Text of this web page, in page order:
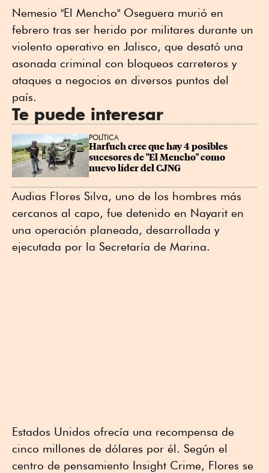
Nemesio "El Mencho" Oseguera murió en
febrero tras ser herido por militares durante un
violento operativo en Jalisco, que desató una
asonada criminal con bloqueos carreteros y
ataques a negocios en diversos puntos del
país.
Te puede interesar
POLÍTICA
Harfuch cree que hay 4 posibles
sucesores de "El Mencho" como
nuevo líder del CJNG
Audias Flores Silva, uno de los hombres más
cercanos al capo, fue detenido en Nayarit en
una operación planeada, desarrollada y
ejecutada por la Secretaría de Marina.
Estados Unidos ofrecía una recompensa de
cinco millones de dólares por él. Según el
centro de pensamiento Insight Crime, Flores se